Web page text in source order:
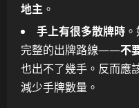
地主 。
手上有很多散牌時
完整的出牌路線——不
也出不了幾手。反而應
減少手牌數量。